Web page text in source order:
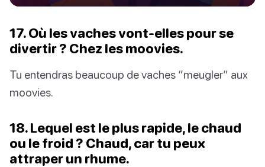
17. Où les vaches vont-elles pour se
divertir ? Chez les moovies.
Tu entendras beaucoup de vaches “meugler” aux
moovies.
18. Lequel est le plus rapide, le chaud
ou le froid ? Chaud, car tu peux
attraper un rhume.